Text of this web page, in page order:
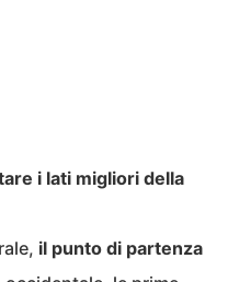
i lati migliori della
il punto di partenza